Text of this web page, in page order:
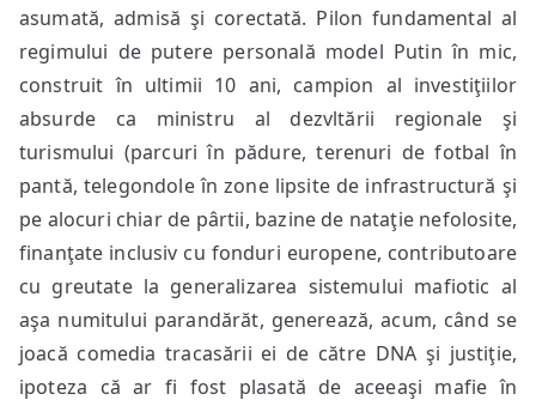
asumată, admisă şi corectată. Pilon fundamental al
regimului de putere personală model Putin în mic,
construit în ultimii 10 ani, campion al investiţiilor
absurde ca ministru al dezvltării regionale şi
turismului (parcuri în pădure, terenuri de fotbal în
pantă, telegondole în zone lipsite de infrastructură şi
pe alocuri chiar de pârtii, bazine de nataţie nefolosite,
finanţate inclusiv cu fonduri europene, contributoare
cu greutate la generalizarea sistemului mafiotic al
aşa numitului parandărăt, generează, acum, când se
joacă comedia tracasării ei de către DNA şi justiţie,
ipoteza că ar fi fost plasată de aceeaşi mafie în